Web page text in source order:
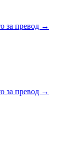
за превод →
за превод →